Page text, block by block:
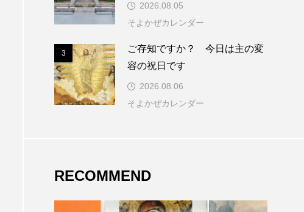
2026.08.05
そよかぜカレンダー
3
ご存知ですか？ 今日は主の変
容の祝日です
2026.08.06
そよかぜカレンダー
RECOMMEND